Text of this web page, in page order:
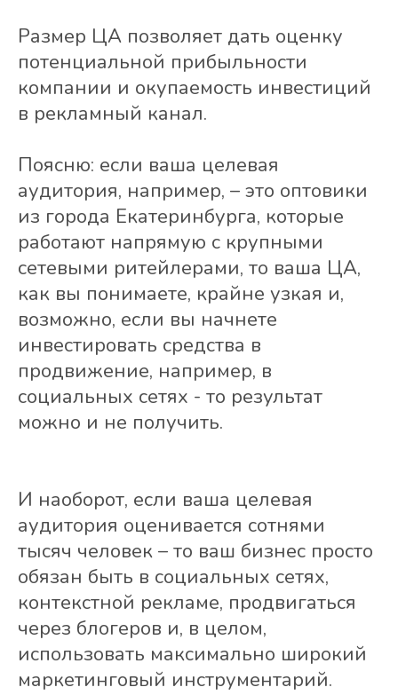
Размер ЦА позволяет дать оценку
потенциальной прибыльности
компании и окупаемость инвестиций
в рекламный канал.
Поясню: если ваша целевая
аудитория, например, – это оптовики
из города Екатеринбурга, которые
работают напрямую с крупными
сетевыми ритейлерами, то ваша ЦА,
как вы понимаете, крайне узкая и,
возможно, если вы начнете
инвестировать средства в
продвижение, например, в
социальных сетях - то результат
можно и не получить.
И наоборот, если ваша целевая
аудитория оценивается сотнями
тысяч человек – то ваш бизнес просто
обязан быть в социальных сетях,
контекстной рекламе, продвигаться
через блогеров и, в целом,
использовать максимально широкий
маркетинговый инструментарий.